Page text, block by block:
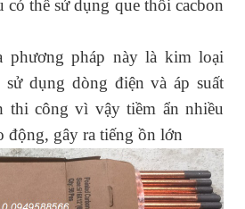
có thể sử dụng que thổi cacbon
phương pháp này là kim loại
dụng dòng điện và áp suất
thi công vì vậy tiềm ẩn nhiều
động, gây ra tiếng ồn lớn